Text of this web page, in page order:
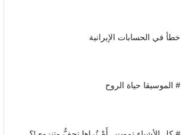
خطأ في الحسابات الإيرانية
# الموسيقا حياة الروح